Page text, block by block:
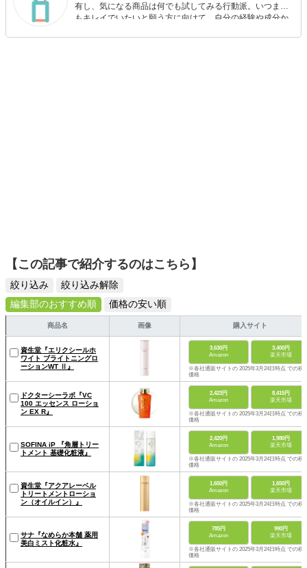
有し、気になる商品は何でも試してみる行動派。いつまで
もキレイでいたいと願う方に向けて、自分の経験や成分か
【この記事で紹介するのはこちら】
絞り込み
絞り込み解除
編集部のおすすめ順
価格の安い順
商品名 画像 購入サイト
資生堂『エリクシールホ
ワイト ブライトニングロ
ーションWT Ⅱ』
3,630円
Amazon
3,400円
楽天市場
※各社通販サイトの 2025年3月24日時点 での税
価格
ドクターシーラボ『VC
100 エッセンス ローショ
ン EX R』
2,423円
Amazon
8,415円
楽天市場
※各社通販サイトの 2025年3月24日時点 での税
価格
SOFINA iP 『角層トリー
トメント 基礎化粧液』
2,420円
Amazon
1,980円
楽天市場
※各社通販サイトの 2025年3月24日時点 での税
価格
資生堂『アクアレーベル
トリートメントローショ
ン（オイルイン）』
1,650円
Amazon
1,650円
楽天市場
※各社通販サイトの 2025年3月24日時点 での税
価格
サナ『なめらか本舗 薬用
美白ミスト化粧水』
785円
Amazon
990円
楽天市場
※各社通販サイトの 2025年3月24日時点 での税
価格